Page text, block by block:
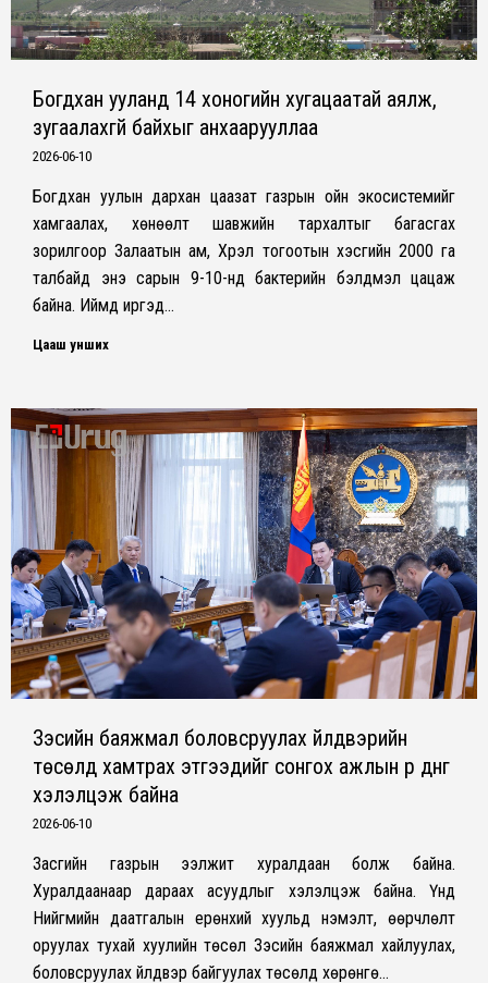
Богдхан ууланд 14 хоногийн хугацаатай аялж,
зугаалахгүй байхыг анхаарууллаа
2026-06-10
Богдхан уулын дархан цаазат газрын ойн экосистемийг
хамгаалах, хөнөөлт шавжийн тархалтыг багасгах
зорилгоор Залаатын ам, Хүрэл тогоотын хэсгийн 2000 га
талбайд энэ сарын 9-10-нд бактерийн бэлдмэл цацаж
байна. Иймд иргэд…
Цааш унших
Зэсийн баяжмал боловсруулах үйлдвэрийн
төсөлд хамтрах этгээдийг сонгох ажлын үр дүнг
хэлэлцэж байна
2026-06-10
Засгийн газрын ээлжит хуралдаан болж байна.
Хуралдаанаар дараах асуудлыг хэлэлцэж байна. Үүнд
Нийгмийн даатгалын ерөнхий хуульд нэмэлт, өөрчлөлт
оруулах тухай хуулийн төсөл Зэсийн баяжмал хайлуулах,
боловсруулах үйлдвэр байгуулах төсөлд хөрөнгө…